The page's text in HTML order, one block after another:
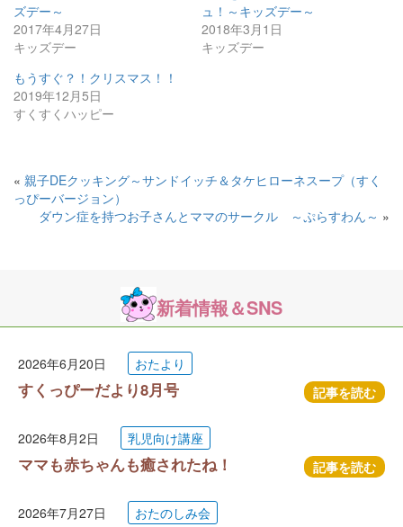
ズデー～
2017年4月27日
キッズデー
ュ！～キッズデー～
2018年3月1日
キッズデー
もうすぐ？！クリスマス！！
2019年12月5日
すくすくハッピー
« 親子DEクッキング～サンドイッチ＆タケヒローネスープ（すく
っぴーバージョン）
ダウン症を持つお子さんとママのサークル ～ぷらすわん～ »
新着情報＆SNS
2026年6月20日 おたより
すくっぴーだより8月号 記事を読む
2026年8月2日 乳児向け講座
ママも赤ちゃんも癒されたね！ 記事を読む
2026年7月27日 おたのしみ会